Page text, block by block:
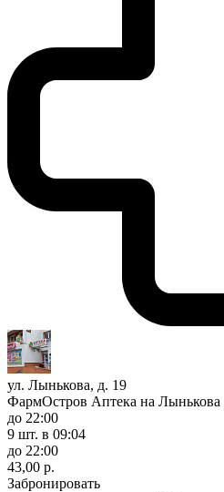
ул. Лынькова, д. 19
ФармОстров Аптека на Лынькова
до 22:00
9 шт. в 09:04
до 22:00
43,00 р.
Забронировать